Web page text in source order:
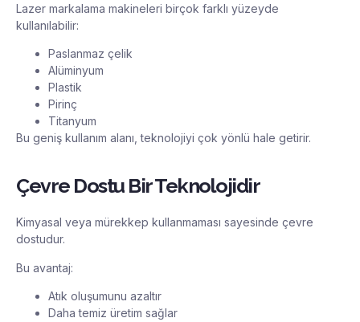
Lazer markalama makineleri birçok farklı yüzeyde
kullanılabilir:
Paslanmaz çelik
Alüminyum
Plastik
Pirinç
Titanyum
Bu geniş kullanım alanı, teknolojiyi çok yönlü hale getirir.
Çevre Dostu Bir Teknolojidir
Kimyasal veya mürekkep kullanmaması sayesinde çevre
dostudur.
Bu avantaj:
Atık oluşumunu azaltır
Daha temiz üretim sağlar